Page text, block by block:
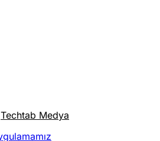
Techtab Medya